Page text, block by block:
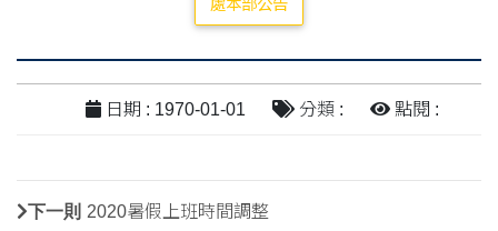
處本部公告
日期 : 1970-01-01 分類 : 點閱 :
下一則 2020暑假上班時間調整